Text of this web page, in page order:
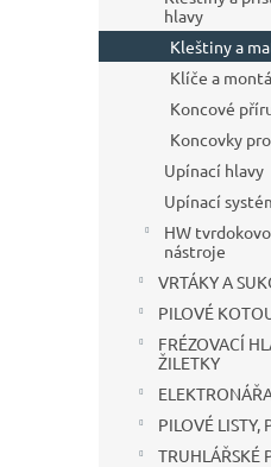
hlavy
Kleštiny a
Klíče a
Koncové
Koncovky
Upínací hlavy
Upínací
HW
nástroje
VRTÁKY A
PILOVÉ
FRÉZOVACÍ
ŽILETKY
PILOVÉ LISTY,
TRUHLÁŘSKÉ